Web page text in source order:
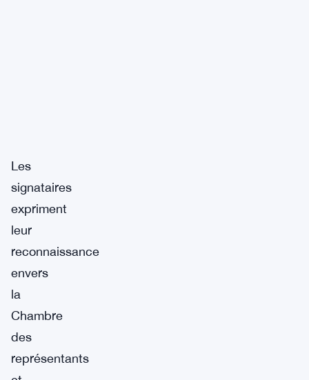
Les
signataires
expriment
leur
reconnaissance
envers
la
Chambre
des
représentants